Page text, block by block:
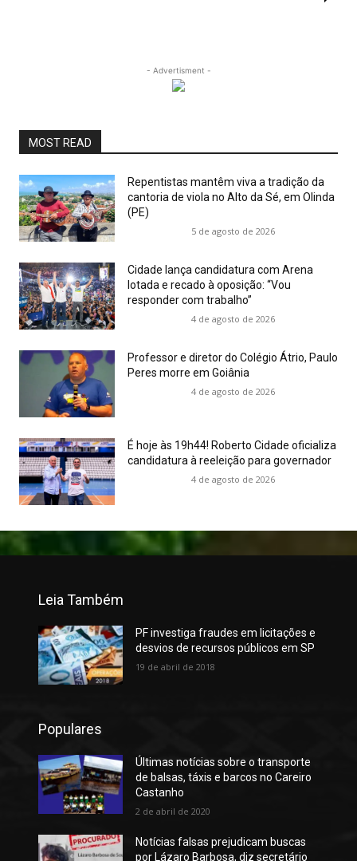
- Advertisment -
MOST READ
Repentistas mantêm viva a tradição da
cantoria de viola no Alto da Sé, em Olinda
(PE)
5 de agosto de 2026
Cidade lança candidatura com Arena
lotada e recado à oposição: “Vou
responder com trabalho”
4 de agosto de 2026
Professor e diretor do Colégio Átrio, Paulo
Peres morre em Goiânia
4 de agosto de 2026
É hoje às 19h44! Roberto Cidade oficializa
candidatura à reeleição para governador
4 de agosto de 2026
Leia Também
PF investiga fraudes em licitações e
desvios de recursos públicos em SP
19 de abril de 2018
Populares
Últimas notícias sobre o transporte
de balsas, táxis e barcos no Careiro
Castanho
2 de abril de 2020
Notícias falsas prejudicam buscas
por Lázaro Barbosa, diz secretário